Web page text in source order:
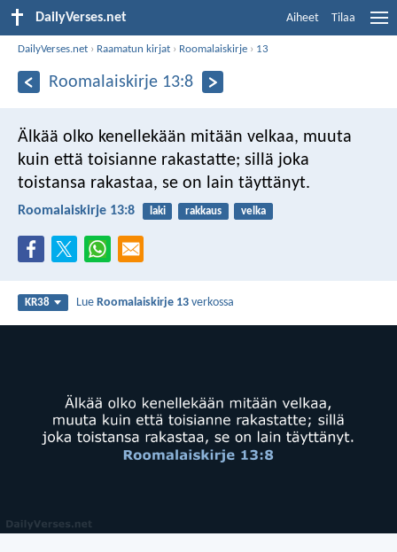
DailyVerses.net Aiheet Tilaa
DailyVerses.net › Raamatun kirjat › Roomalaiskirje › 13
Roomalaiskirje 13:8
Älkää olko kenellekään mitään velkaa, muuta
kuin että toisianne rakastatte; sillä joka
toistansa rakastaa, se on lain täyttänyt.
Roomalaiskirje 13:8 laki rakkaus velka
KR38 LueRoomalaiskirje 13 verkossa